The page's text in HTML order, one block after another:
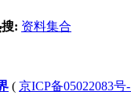
: 资料集合
( 京ICP备05022083号